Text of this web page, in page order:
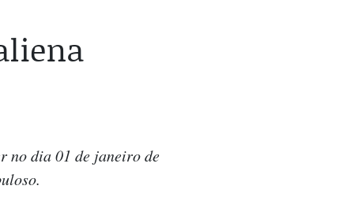
no dia 01 de janeiro de